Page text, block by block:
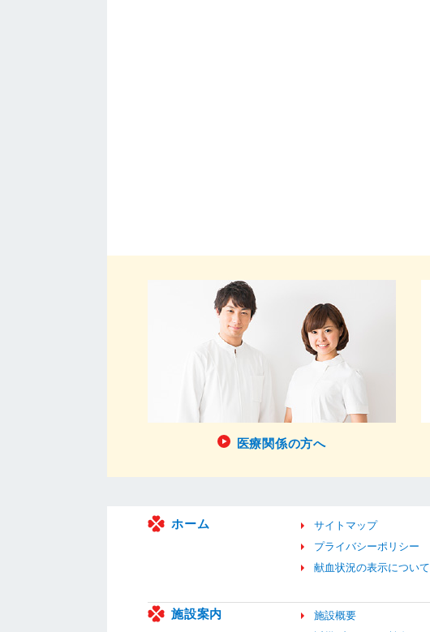
医療関係の方へ
ホーム サイトマップ
プライバシーポリシー
献血状況の表示について
施設案内 施設概要